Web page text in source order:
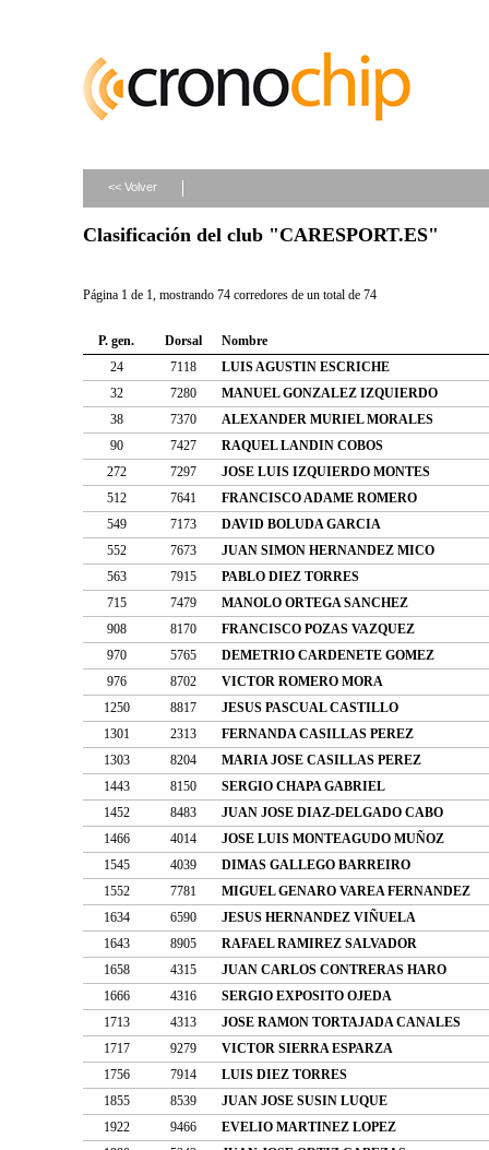
<< Volver
Clasificación del club "CARESPORT.ES"
Página 1 de 1, mostrando 74 corredores de un total de 74
P. gen. Dorsal
Nombre
24
7118
LUIS AGUSTIN ESCRICHE
32
7280
MANUEL GONZALEZ IZQUIERDO
38
7370
ALEXANDER MURIEL MORALES
90
7427
RAQUEL LANDIN COBOS
272
7297
JOSE LUIS IZQUIERDO MONTES
512
7641
FRANCISCO ADAME ROMERO
549
7173
DAVID BOLUDA GARCIA
552
7673
JUAN SIMON HERNANDEZ MICO
563
7915
PABLO DIEZ TORRES
715
7479
MANOLO ORTEGA SANCHEZ
908
8170
FRANCISCO POZAS VAZQUEZ
970
5765
DEMETRIO CARDENETE GOMEZ
976
8702
VICTOR ROMERO MORA
1250
8817
JESUS PASCUAL CASTILLO
1301
2313
FERNANDA CASILLAS PEREZ
1303
8204
MARIA JOSE CASILLAS PEREZ
1443
8150
SERGIO CHAPA GABRIEL
1452
8483
JUAN JOSE DIAZ-DELGADO CABO
1466
4014
JOSE LUIS MONTEAGUDO MUÑOZ
1545
4039
DIMAS GALLEGO BARREIRO
1552
7781
MIGUEL GENARO VAREA FERNANDEZ
1634
6590
JESUS HERNANDEZ VIÑUELA
1643
8905
RAFAEL RAMIREZ SALVADOR
1658
4315
JUAN CARLOS CONTRERAS HARO
1666
4316
SERGIO EXPOSITO OJEDA
1713
4313
JOSE RAMON TORTAJADA CANALES
1717
9279
VICTOR SIERRA ESPARZA
1756
7914
LUIS DIEZ TORRES
1855
8539
JUAN JOSE SUSIN LUQUE
1922
9466
EVELIO MARTINEZ LOPEZ